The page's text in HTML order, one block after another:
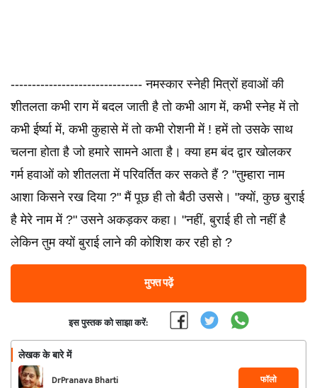
------------------------------- नमस्कार स्नेही मित्रों हवाओं की
शीतलता कभी राग में बदल जाती है तो कभी आग में, कभी स्नेह में तो
कभी ईर्ष्या में, कभी कुहासे में तो कभी रोशनी में ! हमें तो उसके साथ
चलना होता है जो हमारे सामने आता है। क्या हम बंद द्वार खोलकर
गर्म हवाओं को शीतलता में परिवर्तित कर सकते हैं ? "तुम्हारा नाम
आशा किसने रख दिया ?" मैं पूछ ही तो बैठी उससे। "क्यों, कुछ बुराई
है मेरे नाम में ?" उसने अकड़कर कहा। "नहीं, बुराई ही तो नहीं है
लेकिन तुम क्यों बुराई लाने की कोशिश कर रही हो ?
मुफ्त पढ़ें
इस पुस्तक को साझा करें:
लेखक के बारे में
DrPranava Bharti फॉलो